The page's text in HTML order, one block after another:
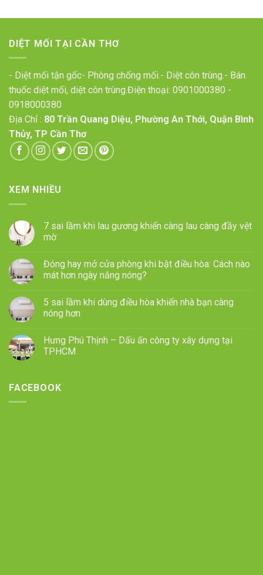
DIỆT MỐI TẠI CẦN THƠ
- Diệt mối tận gốc- Phòng chống mối.- Diệt côn trùng.- Bán
thuốc diệt mối, diệt côn trùng.Điện thoại: 0901000380 -
0918000380
Địa Chỉ : 80 Trần Quang Diệu, Phường An Thới, Quận Bình
Thủy, TP Cần Thơ
XEM NHIỀU
7 sai lầm khi lau gương khiến càng lau càng đầy vệt
mờ
Đóng hay mở cửa phòng khi bật điều hòa: Cách nào
mát hơn ngày nắng nóng?
5 sai lầm khi dùng điều hòa khiến nhà bạn càng
nóng hơn
Hưng Phú Thịnh – Dấu ấn công ty xây dựng tại
TPHCM
FACEBOOK